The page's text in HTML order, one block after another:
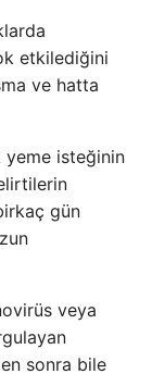
etkilediğini
ve hatta
yeme isteğinin
gün
veya
sonra bile